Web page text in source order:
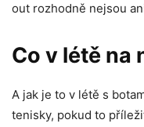
out rozhodně nejsou
Co v létě na
A jak je to v létě s
tenisky, pokud to